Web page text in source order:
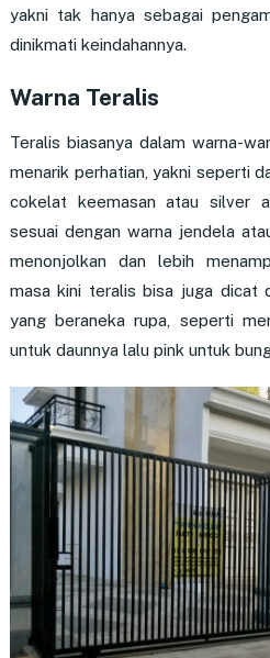
yakni tak hanya sebagai
dinikmati keindahannya.
Warna Teralis
Teralis biasanya dalam warna-
menarik perhatian, yakni seperti
cokelat keemasan atau silver
sesuai dengan warna jendela
menonjolkan dan lebih
masa kini teralis bisa juga dicat
yang beraneka rupa, seperti
untuk daunnya lalu pink untuk